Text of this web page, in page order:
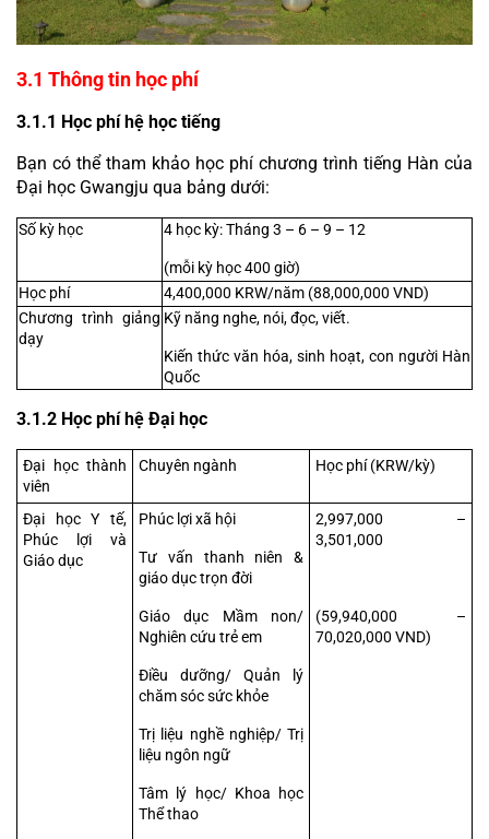
3.1 Thông tin học phí
3.1.1 Học phí hệ học tiếng
Bạn có thể tham khảo học phí chương trình tiếng Hàn của
Đại học Gwangju qua bảng dưới:
Số kỳ học 4 học kỳ: Tháng 3 – 6 – 9 – 12
(mỗi kỳ học 400 giờ)
Học phí
4,400,000 KRW/năm (88,000,000 VND)
Chương trình giảng
dạy
Kỹ năng nghe, nói, đọc, viết.
Kiến thức văn hóa, sinh hoạt, con người Hàn
Quốc
3.1.2 Học phí hệ Đại học
Đại học thành
viên
Chuyên ngành Học phí (KRW/kỳ)
Đại học Y tế,
Phúc lợi và
Giáo dục
Phúc lợi xã hội
Tư vấn thanh niên &
giáo dục trọn đời
Giáo dục Mầm non/
Nghiên cứu trẻ em
Điều dưỡng/ Quản lý
chăm sóc sức khỏe
Trị liệu nghề nghiệp/ Trị
liệu ngôn ngữ
Tâm lý học/ Khoa học
Thể thao
2,997,000 –
3,501,000
(59,940,000 –
70,020,000 VND)